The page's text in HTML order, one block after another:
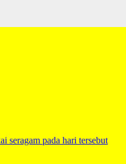
pada hari tersebut